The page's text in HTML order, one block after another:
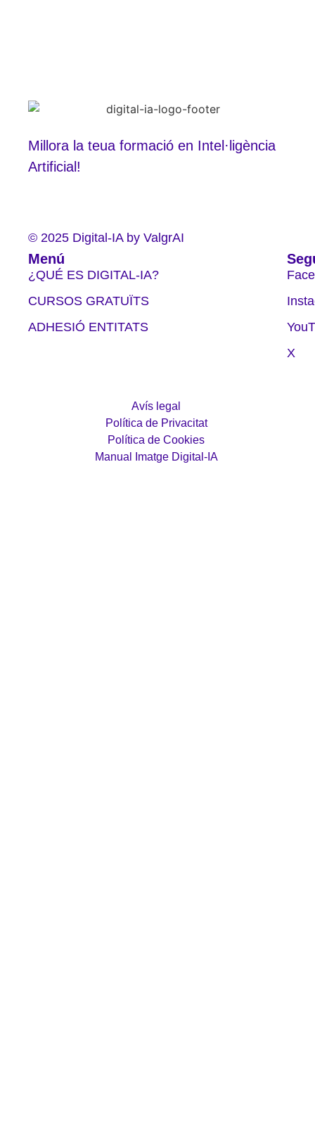
Millora la teua formació en Intel·ligència
Artificial!
© 2025 Digital-IA by ValgrAI
Menú
¿QUÉ ES DIGITAL-IA?
CURSOS GRATUÏTS
ADHESIÓ ENTITATS
X
Avís legal
Política de Privacitat
Política de Cookies
Manual Imatge Digital-IA